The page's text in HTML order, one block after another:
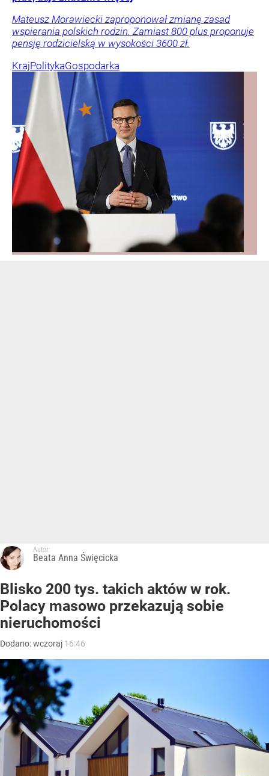
Mateusz Morawiecki zaproponował zmianę zasad
wspierania polskich rodzin. Zamiast 800 plus proponuje
pensję rodzicielską w wysokości 3600 zł.
KrajPolitykaGospodarka
Autor:
Beata Anna Święcicka
Blisko 200 tys. takich aktów w rok.
Polacy masowo przekazują sobie
nieruchomości
Dodano:wczoraj 16:46